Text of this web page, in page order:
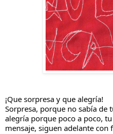
¡Que sorpresa y que alegría!
Sorpresa, porque no sabía de
alegría porque poco a poco,
mensaje, siguen adelante con